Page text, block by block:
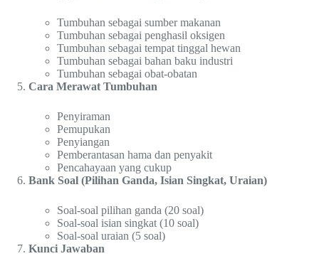
Tumbuhan sebagai sumber makanan
Tumbuhan sebagai penghasil oksigen
Tumbuhan sebagai tempat tinggal hewan
Tumbuhan sebagai bahan baku industri
Tumbuhan sebagai obat-obatan
Cara Merawat Tumbuhan
Penyiraman
Pemupukan
Penyiangan
Pemberantasan hama dan penyakit
Pencahayaan yang cukup
Bank Soal (Pilihan Ganda, Isian Singkat, Uraian)
Soal-soal pilihan ganda (20 soal)
Soal-soal isian singkat (10 soal)
Soal-soal uraian (5 soal)
Kunci Jawaban